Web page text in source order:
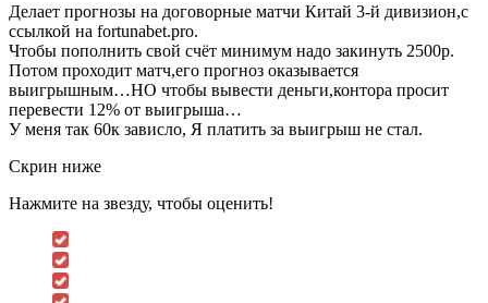
Делает прогнозы на договорные матчи Китай 3-й дивизион,с
ссылкой на fortunabet.pro.
Чтобы пополнить свой счёт минимум надо закинуть 2500р.
Потом проходит матч,его прогноз оказывается
выигрышным…НО чтобы вывести деньги,контора просит
перевести 12% от выигрыша…
У меня так 60к зависло, Я платить за выигрыш не стал.
Скрин ниже
Нажмите на звезду, чтобы оценить!